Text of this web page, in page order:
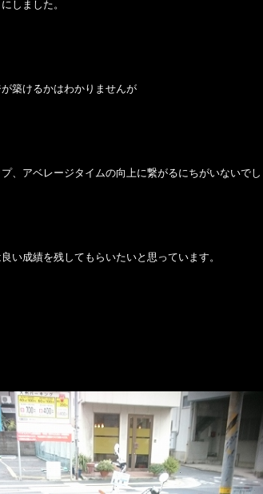
しました。
築けるかはわかりませんが
、アベレージタイムの向上に繋がるにちがいないで
い成績を残してもらいたいと思っています。